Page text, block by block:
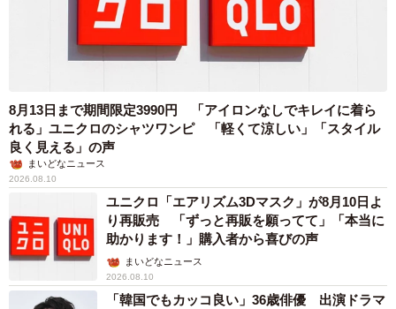
8月13日まで期間限定3990円 「アイロンなしでキレイに着ら
れる」ユニクロのシャツワンピ 「軽くて涼しい」「スタイル
良く見える」の声
まいどなニュース
2026.08.10
ユニクロ「エアリズム3Dマスク」が8月10日よ
り再販売 「ずっと再販を願ってて」「本当に
助かります！」購入者から喜びの声
まいどなニュース
2026.08.10
「韓国でもカッコ良い」36歳俳優 出演ドラマ